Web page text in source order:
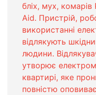
бліх, мух,
Aid. Пристрій,
використанні
відлякують
людини.
утворює
квартирі, яке
повністю